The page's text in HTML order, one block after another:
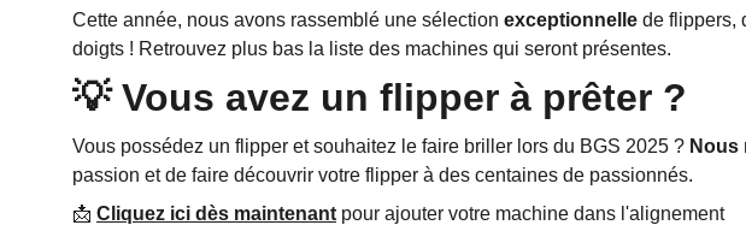
Cette année, nous avons rassemblé une sélection exceptionnelle de flippers,
doigts ! Retrouvez plus bas la liste des machines qui seront présentes.
💡 Vous avez un flipper à prêter ?
Vous possédez un flipper et souhaitez le faire briller lors du BGS 2025 ? Nous
passion et de faire découvrir votre flipper à des centaines de passionnés.
📩 Cliquez ici dès maintenant pour ajouter votre machine dans l'alignement